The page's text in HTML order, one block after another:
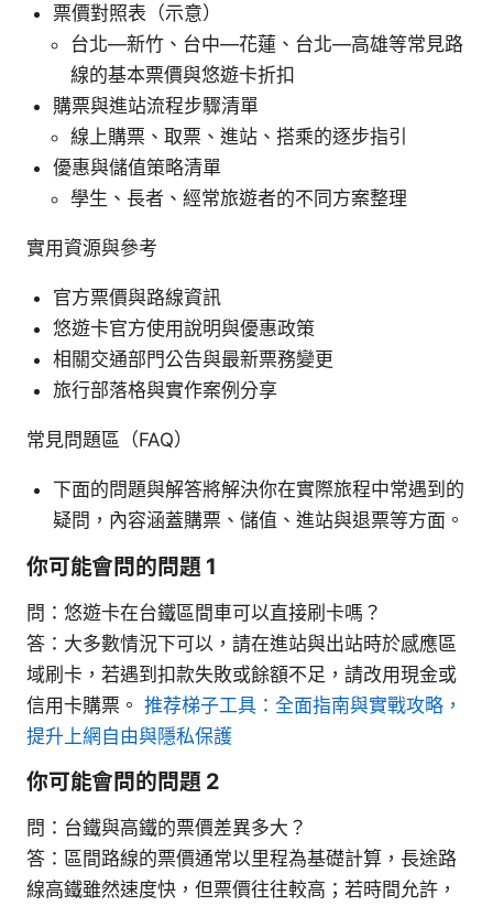
票價對照表（示意）
台北—新竹、台中—花蓮、台北—高雄等常見路
線的基本票價與悠遊卡折扣
購票與進站流程步驟清單
線上購票、取票、進站、搭乘的逐步指引
優惠與儲值策略清單
學生、長者、經常旅遊者的不同方案整理
實用資源與參考
官方票價與路線資訊
悠遊卡官方使用說明與優惠政策
相關交通部門公告與最新票務變更
旅行部落格與實作案例分享
常見問題區（FAQ）
下面的問題與解答將解決你在實際旅程中常遇到的
疑問，內容涵蓋購票、儲值、進站與退票等方面。
你可能會問的問題 1
問：悠遊卡在台鐵區間車可以直接刷卡嗎？
答：大多數情況下可以，請在進站與出站時於感應區
域刷卡，若遇到扣款失敗或餘額不足，請改用現金或
信用卡購票。 推荐梯子工具：全面指南與實戰攻略，
提升上網自由與隱私保護
你可能會問的問題 2
問：台鐵與高鐵的票價差異多大？
答：區間路線的票價通常以里程為基礎計算，長途路
線高鐵雖然速度快，但票價往往較高；若時間允許，